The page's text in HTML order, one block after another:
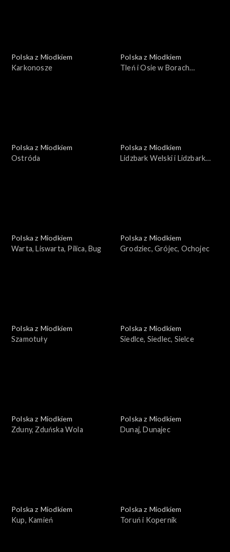
Polska z Miodkiem
Karkonosze
Polska z Miodkiem
Tleń i Osie w Borach
Polska z Miodkiem
Ostróda
Polska z Miodkiem
Lidzbark Welski i Lidzbark
Polska z Miodkiem
Warta, Liswarta, Pilica, Bug
Polska z Miodkiem
Grodziec, Grójec, Ochojec
Polska z Miodkiem
Szamotuły
Polska z Miodkiem
Siedlce, Siedlec, Sielce
Polska z Miodkiem
Zduny, Zduńska Wola
Polska z Miodkiem
Dunaj, Dunajec
Polska z Miodkiem
Kup, Kamień
Polska z Miodkiem
Toruń i Kopernik